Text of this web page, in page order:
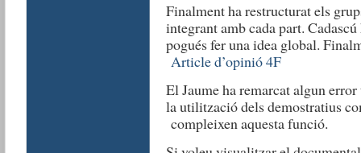
Finalment ha restructurat els
integrant amb cada part.
pogués fer una idea global.
Article d’opinió 4F
El Jaume ha remarcat algun
la utilització dels demostratius
compleixen aquesta funció.